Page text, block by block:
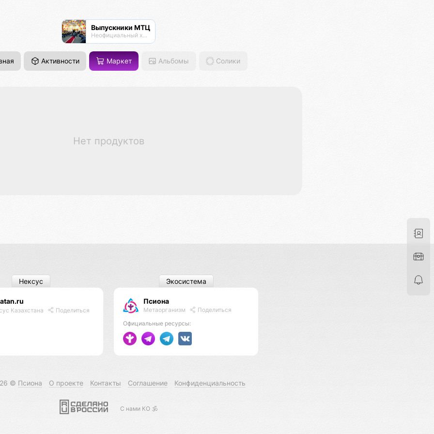
Выпускники МТЦ
Неофициальный хаб выпускников
Активности Маркет Альбомы Солики
Нет продуктов
Казахстана Поделиться
Нексус
Псиона
Метаорганизм
Поделиться
Официальные ресурсы:
Экосистема
© Псиона О проекте Контакты Соглашение Конфиденциальность
С нами КО 🕉️